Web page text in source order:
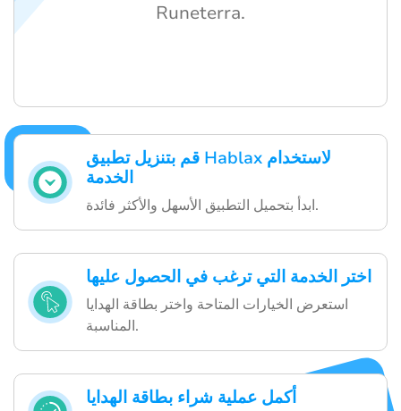
قم بتنزيل تطبيق Hablax لاستخدام
الخدمة
ابدأ بتحميل التطبيق الأسهل والأكثر فائدة.
اختر الخدمة التي ترغب في الحصول عليها
استعرض الخيارات المتاحة واختر بطاقة الهدايا
المناسبة.
أكمل عملية شراء بطاقة الهدايا
Runeterra.